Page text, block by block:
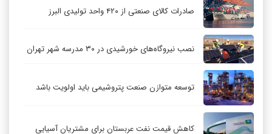
صادرات کالای صنعتی از ۴۲۰ واحد تولیدی البرز
نصب نیروگاه‌های خورشیدی در ۳۰ مدرسه شهر تهران
توسعه متوازن صنعت پتروشیمی باید اولویت باشد
کاهش قیمت نفت عربستان برای مشتریان آسیایی